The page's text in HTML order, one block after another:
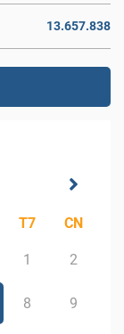
13.657.838
T7 CN
1 2
8 9